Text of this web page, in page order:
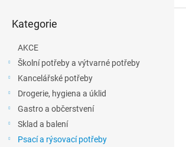
kategorie
Kategorie
AKCE
Školní potřeby a výtvarné potřeby
Kancelářské potřeby
Drogerie, hygiena a úklid
Gastro a občerstvení
Sklad a balení
Psací a rýsovací potřeby